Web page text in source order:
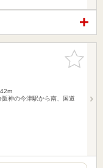
お気に入
りに追加
神の今津駅から南、国道